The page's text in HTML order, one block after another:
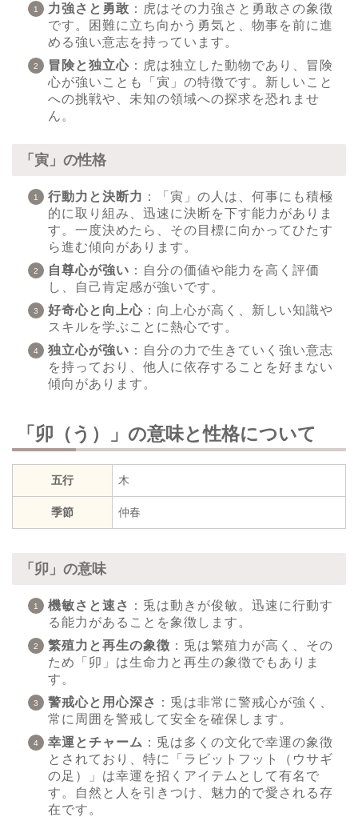
力強さと勇敢 ：虎はその力強さと勇敢さの象徴
です。困難に立ち向かう勇気と、物事を前に進
める強い意志を持っています。
冒険と独立心 ：虎は独立した動物であり、冒険
心が強いことも「寅」の特徴です。新しいこと
への挑戦や、未知の領域への探求を恐れませ
ん。
「寅」の性格
行動力と決断力 ：「寅」の人は、何事にも積極
的に取り組み、迅速に決断を下す能力がありま
す。一度決めたら、その目標に向かってひたす
ら進む傾向があります。
自尊心が強い ：自分の価値や能力を高く評価
し、自己肯定感が強いです。
好奇心と向上心 ：向上心が高く、新しい知識や
スキルを学ぶことに熱心です。
独立心が強い ：自分の力で生きていく強い意志
を持っており、他人に依存することを好まない
傾向があります。
「卯（う）」の意味と性格について
五行 木
季節 仲春
「卯」の意味
機敏さと速さ ：兎は動きが俊敏。迅速に行動す
る能力があることを象徴します。
繁殖力と再生の象徴 ：兎は繁殖力が高く、その
ため「卯」は生命力と再生の象徴でもありま
す。
警戒心と用心深さ ：兎は非常に警戒心が強く、
常に周囲を警戒して安全を確保します。
幸運とチャーム ：兎は多くの文化で幸運の象徴
とされており、特に「ラビットフット（ウサギ
の足）」は幸運を招くアイテムとして有名で
す。自然と人を引きつけ、魅力的で愛される存
在です。